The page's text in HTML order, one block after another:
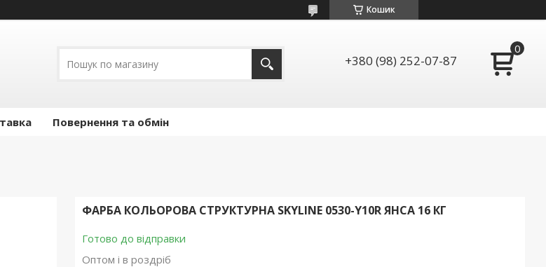
Кошик
+380 (98) 252-07-87
Повернення та обмін
ФАРБА КОЛЬОРОВА СТРУКТУРНА SKYLINE 0530-Y10R ЯНСА 16 КГ
Готово до відправки
Оптом і в роздріб